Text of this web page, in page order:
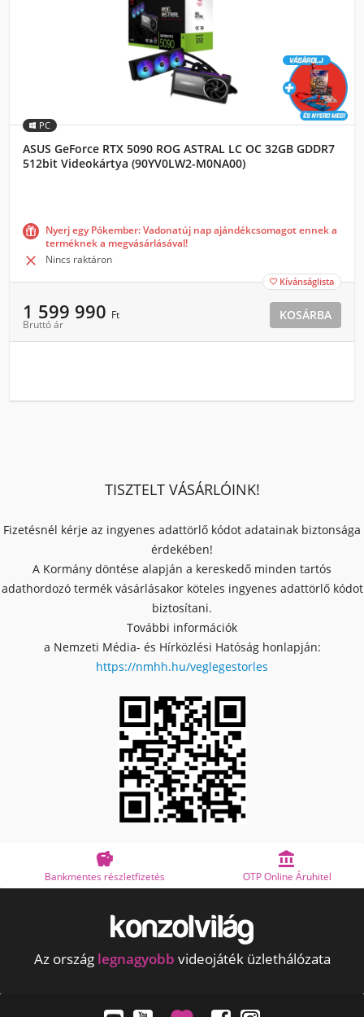
PC
ASUS GeForce RTX 5090 ROG ASTRAL LC OC 32GB GDDR7
512bit Videokártya (90YV0LW2-M0NA00)
Nyerj egy Pókember: Vadonatúj nap ajándékcsomagot ennek a
terméknek a megvásárlásával!
 Nincs raktáron
 Kívánságlista
1 599 990 Ft
Bruttó ár
KOSÁRBA
TISZTELT VÁSÁRLÓINK!
Fizetésnél kérje az ingyenes adattörlő kódot adatainak biztonsága
érdekében!
A Kormány döntése alapján a kereskedő minden tartós
adathordozó termék vásárlásakor köteles ingyenes adattörlő kódot
biztosítani.
További információk
a Nemzeti Média- és Hírközlési Hatóság honlapján:
https://nmhh.hu/veglegestorles

Bankmentes részletfizetés

OTP Online Áruhitel
Az ország legnagyobb videojáték üzlethálózata